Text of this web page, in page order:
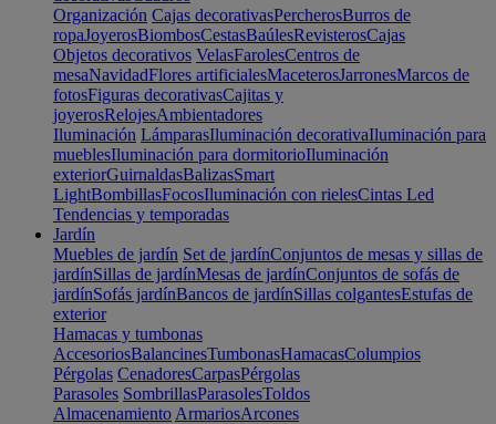
Organización Cajas decorativasPercherosBurros de
ropaJoyerosBiombosCestasBaúlesRevisterosCajas
Objetos decorativos VelasFarolesCentros de
mesaNavidadFlores artificialesMaceterosJarronesMarcos de
fotosFiguras decorativasCajitas y
joyerosRelojesAmbientadores
Iluminación LámparasIluminación decorativaIluminación para
mueblesIluminación para dormitorioIluminación
exteriorGuirnaldasBalizasSmart
LightBombillasFocosIluminación con rielesCintas Led
Tendencias y temporadas
Jardín
Muebles de jardín Set de jardínConjuntos de mesas y sillas de
jardínSillas de jardínMesas de jardínConjuntos de sofás de
jardínSofás jardínBancos de jardínSillas colgantesEstufas de
exterior
Hamacas y tumbonas
AccesoriosBalancinesTumbonasHamacasColumpios
Pérgolas CenadoresCarpasPérgolas
Parasoles SombrillasParasolesToldos
Almacenamiento ArmariosArcones